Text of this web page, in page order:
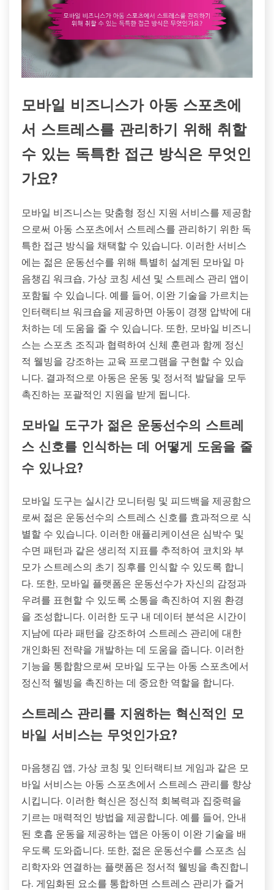
모바일 비즈니스가 아동 스포츠에
서 스트레스를 관리하기 위해 취할
수 있는 독특한 접근 방식은 무엇인
가요?
모바일 비즈니스는 맞춤형 정신 지원 서비스를 제공함
으로써 아동 스포츠에서 스트레스를 관리하기 위한 독
특한 접근 방식을 채택할 수 있습니다. 이러한 서비스
에는 젊은 운동선수를 위해 특별히 설계된 모바일 마
음챙김 워크숍, 가상 코칭 세션 및 스트레스 관리 앱이
포함될 수 있습니다. 예를 들어, 이완 기술을 가르치는
인터랙티브 워크숍을 제공하면 아동이 경쟁 압박에 대
처하는 데 도움을 줄 수 있습니다. 또한, 모바일 비즈니
스는 스포츠 조직과 협력하여 신체 훈련과 함께 정신
적 웰빙을 강조하는 교육 프로그램을 구현할 수 있습
니다. 결과적으로 아동은 운동 및 정서적 발달을 모두
촉진하는 포괄적인 지원을 받게 됩니다.
모바일 도구가 젊은 운동선수의 스트레
스 신호를 인식하는 데 어떻게 도움을 줄
수 있나요?
모바일 도구는 실시간 모니터링 및 피드백을 제공함으
로써 젊은 운동선수의 스트레스 신호를 효과적으로 식
별할 수 있습니다. 이러한 애플리케이션은 심박수 및
수면 패턴과 같은 생리적 지표를 추적하여 코치와 부
모가 스트레스의 초기 징후를 인식할 수 있도록 합니
다. 또한, 모바일 플랫폼은 운동선수가 자신의 감정과
우려를 표현할 수 있도록 소통을 촉진하여 지원 환경
을 조성합니다. 이러한 도구 내 데이터 분석은 시간이
지남에 따라 패턴을 강조하여 스트레스 관리에 대한
개인화된 전략을 개발하는 데 도움을 줍니다. 이러한
기능을 통합함으로써 모바일 도구는 아동 스포츠에서
정신적 웰빙을 촉진하는 데 중요한 역할을 합니다.
스트레스 관리를 지원하는 혁신적인 모
바일 서비스는 무엇인가요?
마음챙김 앱, 가상 코칭 및 인터랙티브 게임과 같은 모
바일 서비스는 아동 스포츠에서 스트레스 관리를 향상
시킵니다. 이러한 혁신은 정신적 회복력과 집중력을
기르는 매력적인 방법을 제공합니다. 예를 들어, 안내
된 호흡 운동을 제공하는 앱은 아동이 이완 기술을 배
우도록 도와줍니다. 또한, 젊은 운동선수를 스포츠 심
리학자와 연결하는 플랫폼은 정서적 웰빙을 촉진합니
다. 게임화된 요소를 통합하면 스트레스 관리가 즐거